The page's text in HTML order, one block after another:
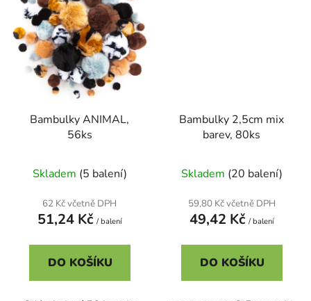
Bambulky ANIMAL,
56ks
Skladem (5 balení)
62 Kč včetně DPH
51,24 Kč / balení
DO KOŠÍKU
Bambulky 2,5cm mix
barev, 80ks
Skladem (20 balení)
59,80 Kč včetně DPH
49,42 Kč / balení
DO KOŠÍKU